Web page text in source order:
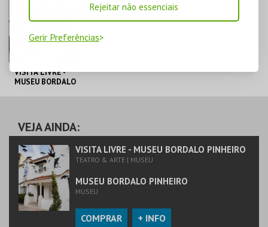
Rejeitar não essenciais
Gerir Preferências
VISITA LIVRE -
MUSEU BORDALO
PINHEIRO
MAIS INFO
COMPRAR
VEJA AINDA:
VISITA LIVRE - MUSEU BORDALO PINHEIRO
TEATRO & ARTE | MUSEU
MUSEU BORDALO PINHEIRO
MUSEU
COMPRAR + INFO